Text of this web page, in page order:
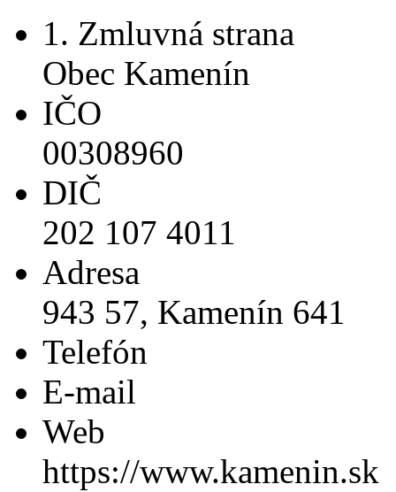
1. Zmluvná strana
Obec Kamenín
IČO
00308960
DIČ
202 107 4011
Adresa
943 57, Kamenín 641
Telefón
E-mail
Web
https://www.kamenin.sk